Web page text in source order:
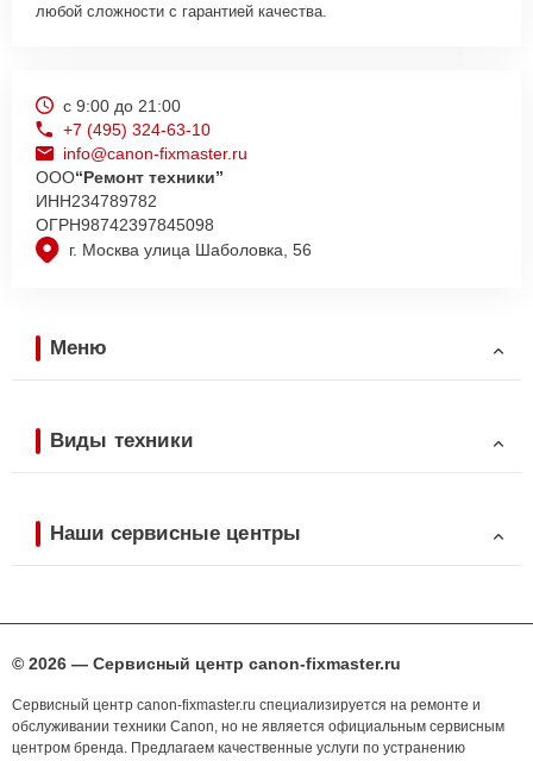
любой сложности с гарантией качества.
г. Москва улица Шаболовка, 56
с 9:00 до 21:00
+7 (495) 324-63-10
info@canon-fixmaster.ru
ООО“Ремонт техники”
ИНН234789782
ОГРН98742397845098
Меню
Виды техники
Наши сервисные центры
© 2026 — Сервисный центр canon-fixmaster.ru
Сервисный центр canon-fixmaster.ru специализируется на ремонте и
обслуживании техники Canon, но не является официальным сервисным
центром бренда. Предлагаем качественные услуги по устранению